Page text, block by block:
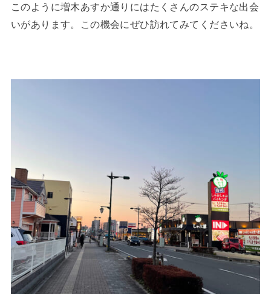
このように増木あすか通りにはたくさんのステキな出会
いがあります。この機会にぜひ訪れてみてくださいね。